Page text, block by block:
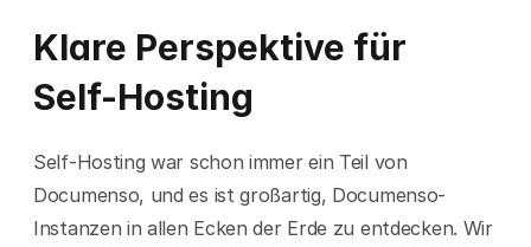
Klare Perspektive für
Self-Hosting
Self-Hosting war schon immer ein Teil von
Documenso, und es ist großartig, Documenso-
Instanzen in allen Ecken der Erde zu entdecken. Wir